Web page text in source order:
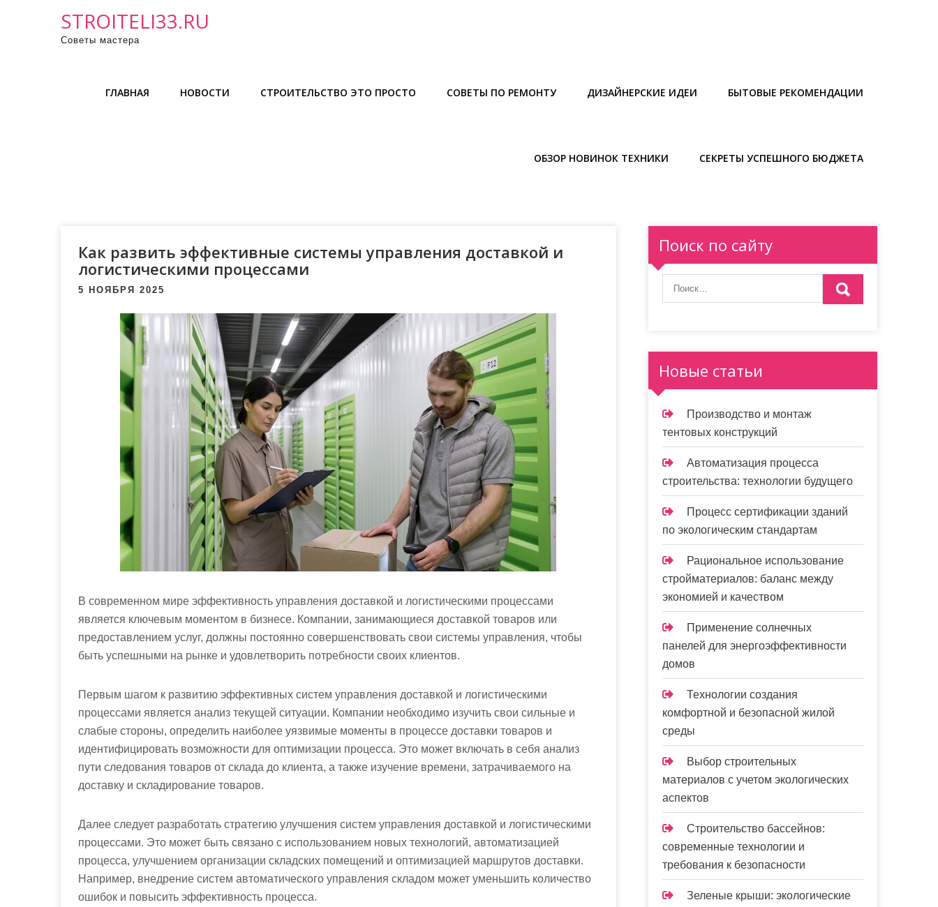
STROITELI33.RU
Советы мастера
ГЛАВНАЯ НОВОСТИ СТРОИТЕЛЬСТВО ЭТО ПРОСТО СОВЕТЫ ПО РЕМОНТУ ДИЗАЙНЕРСКИЕ ИДЕИ БЫТОВЫЕ РЕКОМЕНДАЦИИ
ОБЗОР НОВИНОК ТЕХНИКИ СЕКРЕТЫ УСПЕШНОГО БЮДЖЕТА
Как развить эффективные системы управления доставкой и
логистическими процессами
5 НОЯБРЯ 2025
В современном мире эффективность управления доставкой и логистическими процессами
является ключевым моментом в бизнесе. Компании, занимающиеся доставкой товаров или
предоставлением услуг, должны постоянно совершенствовать свои системы управления, чтобы
быть успешными на рынке и удовлетворить потребности своих клиентов.
Первым шагом к развитию эффективных систем управления доставкой и логистическими
процессами является анализ текущей ситуации. Компании необходимо изучить свои сильные и
слабые стороны, определить наиболее уязвимые моменты в процессе доставки товаров и
идентифицировать возможности для оптимизации процесса. Это может включать в себя анализ
пути следования товаров от склада до клиента, а также изучение времени, затрачиваемого на
доставку и складирование товаров.
Далее следует разработать стратегию улучшения систем управления доставкой и логистическими
процессами. Это может быть связано с использованием новых технологий, автоматизацией
процесса, улучшением организации складских помещений и оптимизацией маршрутов доставки.
Например, внедрение систем автоматического управления складом может уменьшить количество
ошибок и повысить эффективность процесса.
Поиск по сайту
Новые статьи
Производство и монтаж
тентовых конструкций
Автоматизация процесса
строительства: технологии будущего
Процесс сертификации зданий
по экологическим стандартам
Рациональное использование
стройматериалов: баланс между
экономией и качеством
Применение солнечных
панелей для энергоэффективности
домов
Технологии создания
комфортной и безопасной жилой
среды
Выбор строительных
материалов с учетом экологических
аспектов
Строительство бассейнов:
современные технологии и
требования к безопасности
Зеленые крыши: экологические